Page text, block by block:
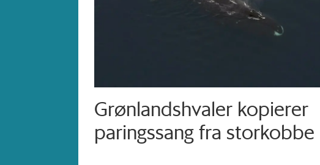
Grønlandshvaler kopierer
paringssang fra storkobbe